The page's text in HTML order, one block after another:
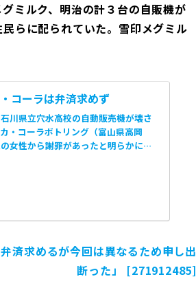
ミルク、明治の計３台の自販機が
らに配られていた。雪印メグミル
コーラは弁済求めず
川県立穴水高校の自動販売機が壊さ
・コーラボトリング（富山県高岡
女性から謝罪があったと明らかにし
済求めるが今回は異なるため申し出
断った」 [271912485]